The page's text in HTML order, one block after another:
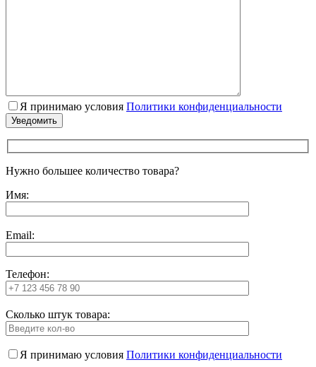
Я принимаю условия Политики конфиденциальности
Нужно большее количество товара?
Имя:
Email:
Телефон:
Сколько штук товара:
Я принимаю условия Политики конфиденциальности